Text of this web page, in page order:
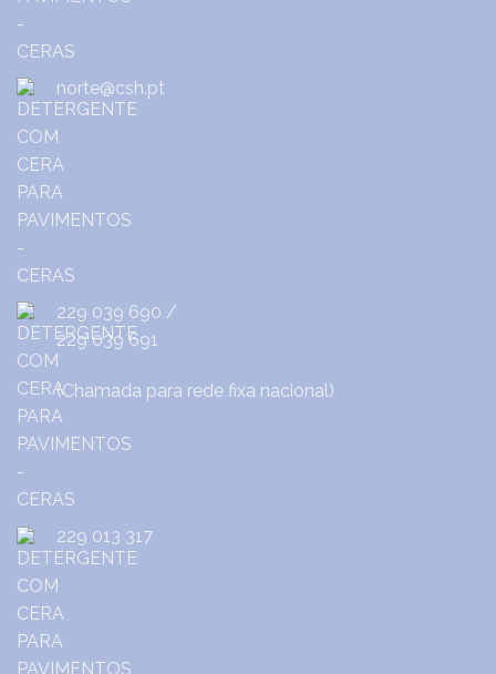
norte@csh.pt
229 039 690 /
229 039 691
(Chamada para rede fixa nacional)
229 013 317